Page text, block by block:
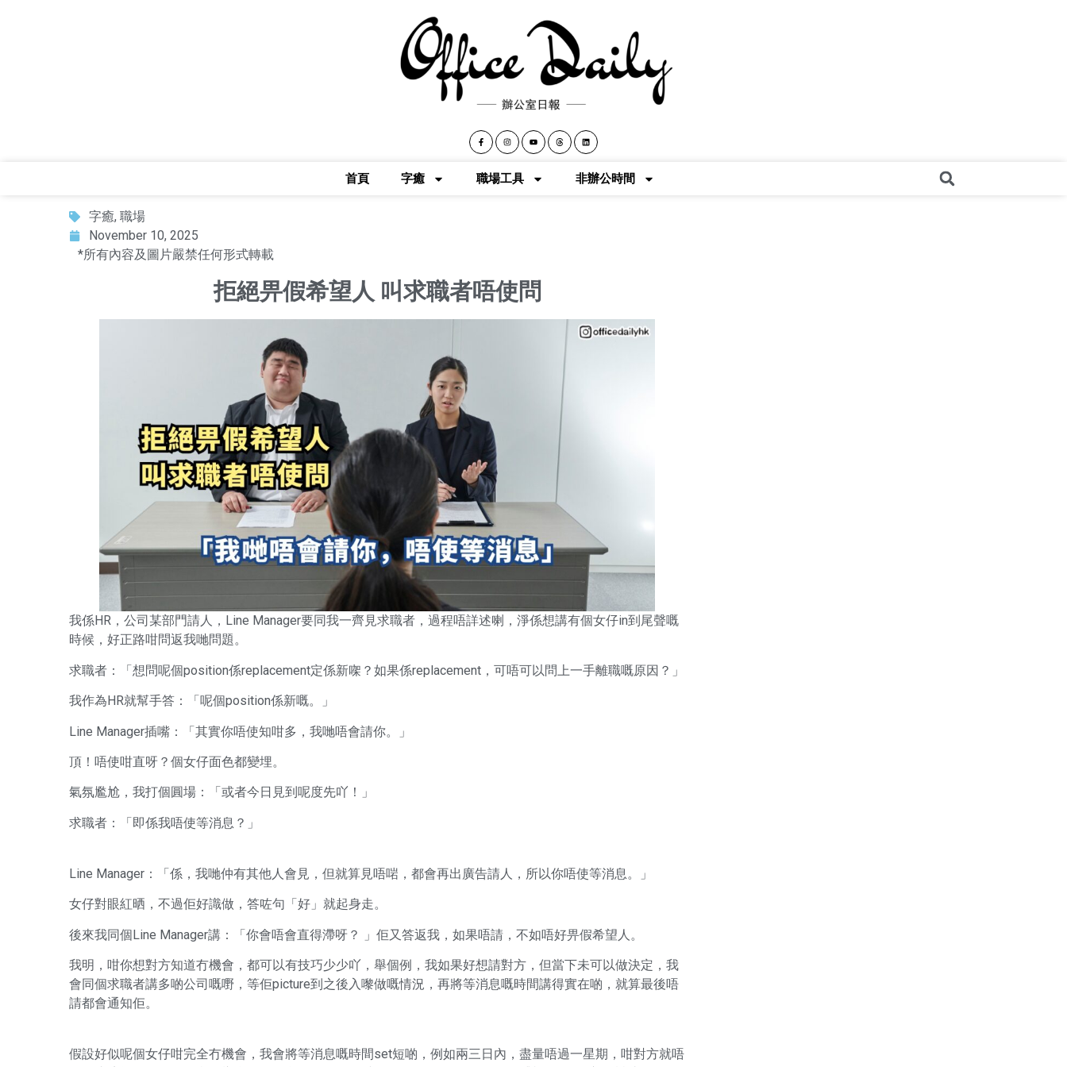
首頁 字癒 職場工具 非辦公時間
字癒, 職場
November 10, 2025
*所有內容及圖片嚴禁任何形式轉載
拒絕畀假希望人 叫求職者唔使問
我係HR，公司某部門請人，Line Manager要同我一齊見求職者，過程唔詳述喇，淨係想講有個女仔in到尾聲嘅
時候，好正路咁問返我哋問題。
求職者：「想問呢個position係replacement定係新㗎？如果係replacement，可唔可以問上一手離職嘅原因？」
我作為HR就幫手答：「呢個position係新嘅。」
Line Manager插嘴：「其實你唔使知咁多，我哋唔會請你。」
頂！唔使咁直呀？個女仔面色都變埋。
氣氛尷尬，我打個圓場：「或者今日見到呢度先吖！」
求職者：「即係我唔使等消息？」
Line Manager：「係，我哋仲有其他人會見，但就算見唔啱，都會再出廣告請人，所以你唔使等消息。」
女仔對眼紅晒，不過佢好識做，答咗句「好」就起身走。
後來我同個Line Manager講：「你會唔會直得滯呀？ 」佢又答返我，如果唔請，不如唔好畀假希望人。
我明，咁你想對方知道冇機會，都可以有技巧少少吖，舉個例，我如果好想請對方，但當下未可以做決定，我
會同個求職者講多啲公司嘅嘢，等佢picture到之後入嚟做嘅情況，再將等消息嘅時間講得實在啲，就算最後唔
請都會通知佢。
假設好似呢個女仔咁完全冇機會，我會將等消息嘅時間set短啲，例如兩三日內，盡量唔過一星期，咁對方就唔